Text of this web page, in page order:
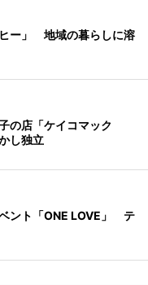
ー」 地域の暮らしに溶
の店「ケイコマック
し独立
ント「ONE LOVE」 テ